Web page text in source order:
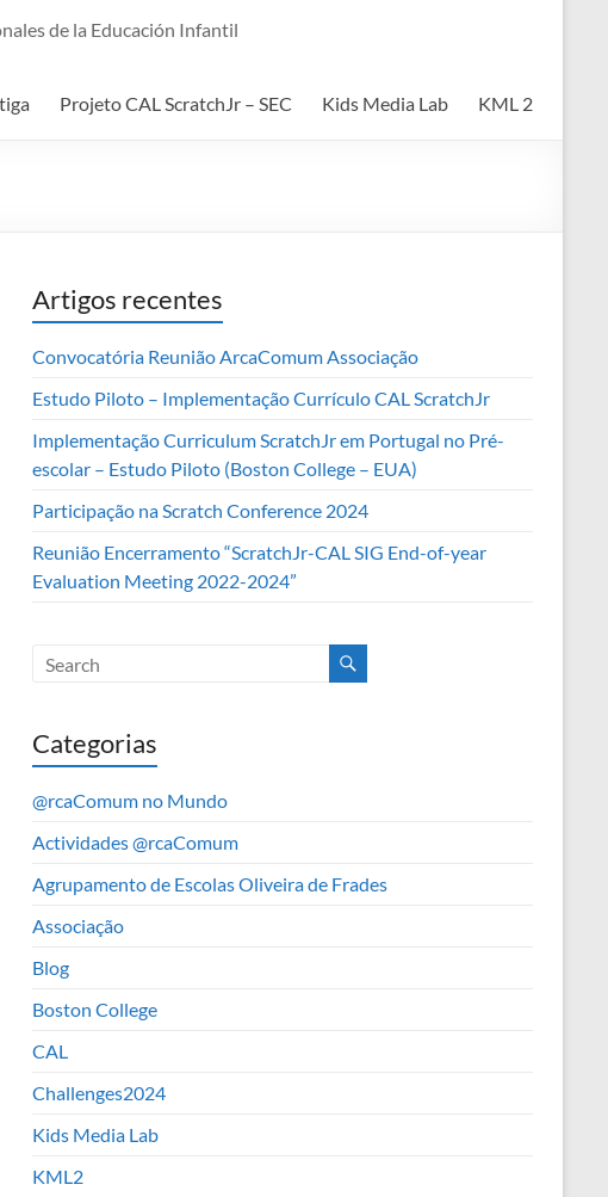
de la Educación Infantil
Projeto CAL ScratchJr – SEC Kids Media Lab KML 2
Artigos recentes
Convocatória Reunião ArcaComum Associação
Estudo Piloto – Implementação Currículo CAL ScratchJr
Implementação Curriculum ScratchJr em Portugal no Pré-
escolar – Estudo Piloto (Boston College – EUA)
Participação na Scratch Conference 2024
Reunião Encerramento “ScratchJr-CAL SIG End-of-year
Evaluation Meeting 2022-2024”
Categorias
@rcaComum no Mundo
Actividades @rcaComum
Agrupamento de Escolas Oliveira de Frades
Associação
Blog
Boston College
CAL
Challenges2024
Kids Media Lab
KML2